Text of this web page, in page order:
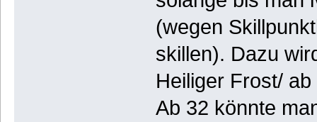
(wegen
skillen). Dazu
Heiliger Frost/
Ab 32 könnte